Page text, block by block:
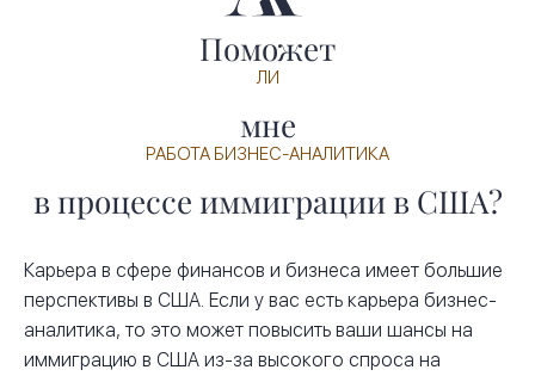
Поможет
ЛИ
мне
РАБОТА БИЗНЕС-АНАЛИТИКА
в процессе иммиграции в США?
Карьера в сфере финансов и бизнеса имеет большие
перспективы в США. Если у вас есть карьера бизнес-
аналитика, то это может повысить ваши шансы на
иммиграцию в США из-за высокого спроса на